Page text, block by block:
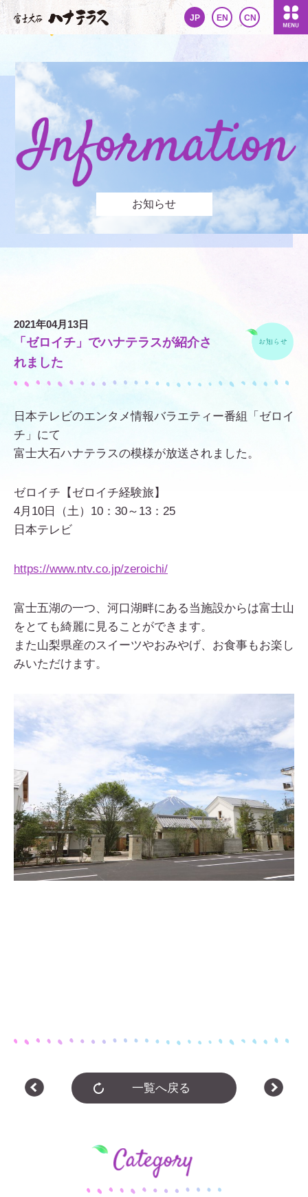
JP EN CN
お知らせ
2021年04月13日
「ゼロイチ」でハナテラスが紹介さ
れました
日本テレビのエンタメ情報バラエティー番組
「ゼロイ
チ」にて
富士大石ハナテラスの模様が放送されました。
ゼロイチ【ゼロイチ経験旅】
4月10日（土）10：30～13：25
日本テレビ
https://www.ntv.co.jp/zeroichi/
富士五湖の一つ、河口湖畔にある当施設からは富士山
をとても綺麗に見ることができます。
また山梨県産のスイーツやおみやげ、お食事もお楽し
みいただけます。
一覧へ戻る